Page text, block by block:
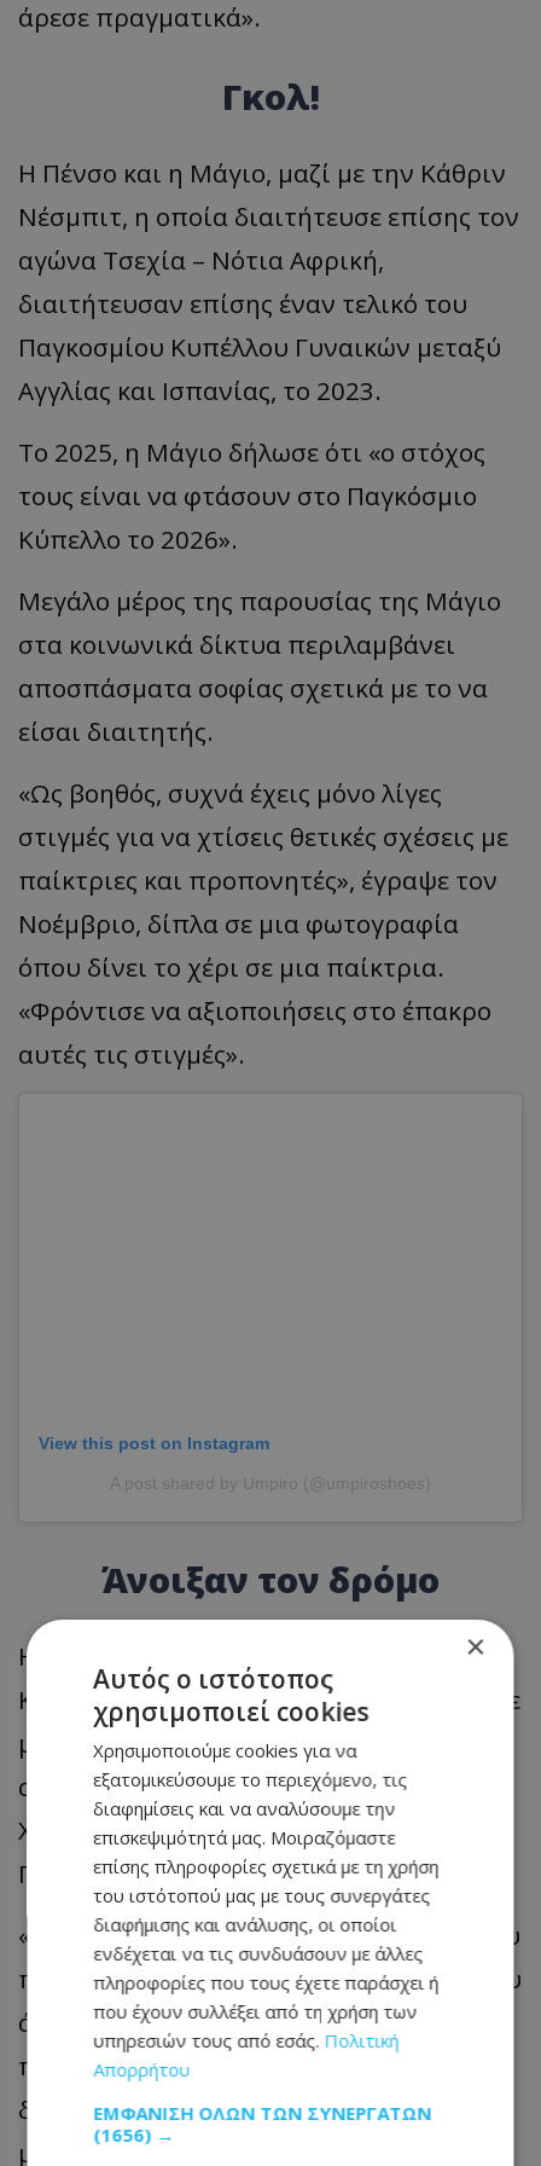
άρεσε πραγματικά».
Γκολ!
Η Πένσο και η Μάγιο, μαζί με την Κάθριν
Νέσμπιτ, η οποία διαιτήτευσε επίσης τον
αγώνα Τσεχία – Νότια Αφρική,
διαιτήτευσαν επίσης έναν τελικό του
Παγκοσμίου Κυπέλλου Γυναικών μεταξύ
Αγγλίας και Ισπανίας, το 2023.
Το 2025, η Μάγιο δήλωσε ότι «ο στόχος
τους είναι να φτάσουν στο Παγκόσμιο
Κύπελλο το 2026».
Μεγάλο μέρος της παρουσίας της Μάγιο
στα κοινωνικά δίκτυα περιλαμβάνει
αποσπάσματα σοφίας σχετικά με το να
είσαι διαιτητής.
«Ως βοηθός, συχνά έχεις μόνο λίγες
στιγμές για να χτίσεις θετικές σχέσεις με
παίκτριες και προπονητές», έγραψε τον
Νοέμβριο, δίπλα σε μια φωτογραφία
όπου δίνει το χέρι σε μια παίκτρια.
«Φρόντισε να αξιοποιήσεις στο έπακρο
αυτές τις στιγμές».
View this post on Instagram
A post shared by Umpiro (@umpiroshoes)
Άνοιξαν τον δρόμο
Η συμμετοχή της Μάγιο στο Παγκόσμιο
Κύπελλο προσθέτει ακόμη ένα βραβείο σε
μια εξαιρετική χρονιά: τον Ιανουάριο,
αναδείχθηκε «Γυναίκα Διαιτητής της
Χρονιάς» από την Ομοσπονδία
Ποδοσφαίρου των ΗΠΑ.
«Θέλω να εκφράσω την ευγνωμοσύνη μου
προς όλους, ειδικά προς τις γυναίκες, που
άνοιξαν το δρόμο για όλες τις ευκαιρίες
που μας προσφέρονται πλέον ως
διαιτήτριες» δήλωσε τότε. «Πιστεύω ότι
με αμοιβαίο σεβασμό και υποστήριξη
×
Αυτός ο ιστότοπος
χρησιμοποιεί cookies
Χρησιμοποιούμε cookies για να
εξατομικεύσουμε το περιεχόμενο, τις
διαφημίσεις και να αναλύσουμε την
επισκεψιμότητά μας. Μοιραζόμαστε
επίσης πληροφορίες σχετικά με τη χρήση
του ιστότοπού μας με τους συνεργάτες
διαφήμισης και ανάλυσης, οι οποίοι
ενδέχεται να τις συνδυάσουν με άλλες
πληροφορίες που τους έχετε παράσχει ή
που έχουν συλλέξει από τη χρήση των
υπηρεσιών τους από εσάς. Πολιτική
Απορρήτου
ΕΜΦΆΝΙΣΗ ΌΛΩΝ ΤΩΝ ΣΥΝΕΡΓΑΤΏΝ
(1656) →